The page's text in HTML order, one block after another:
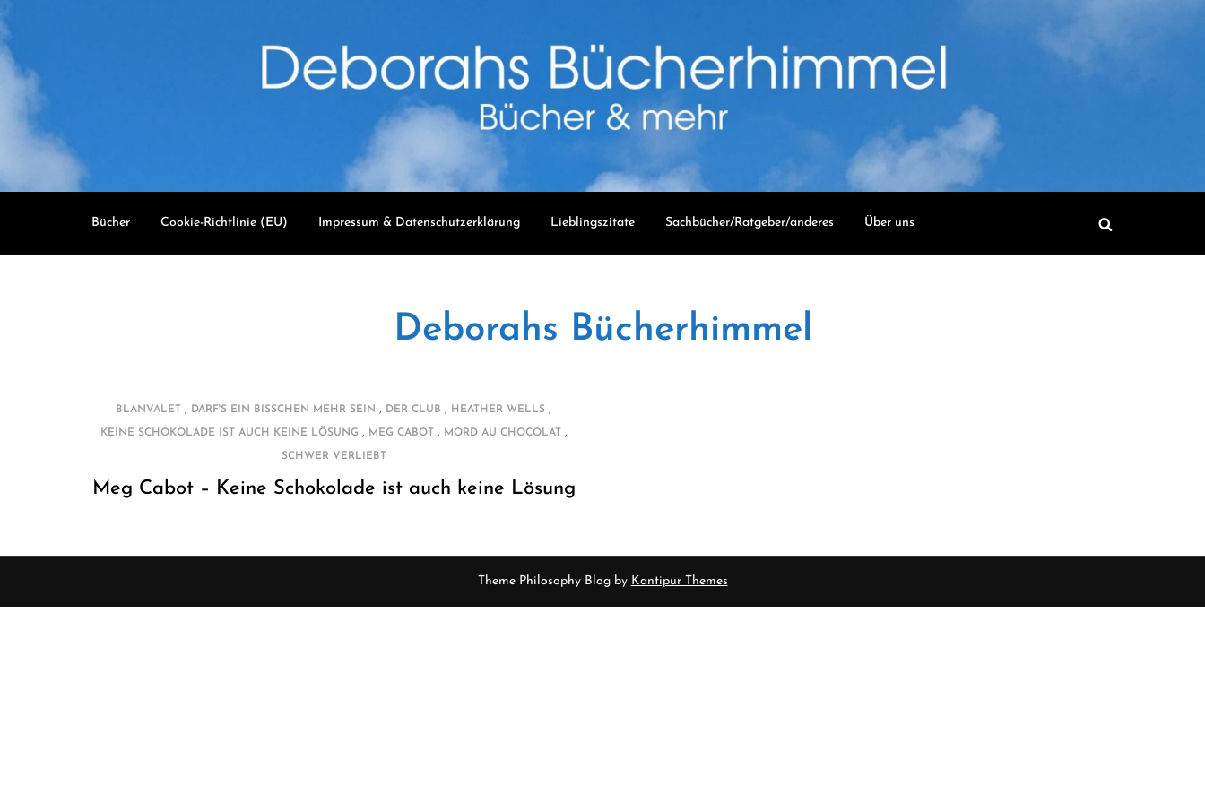
content
Bücher Cookie-Richtlinie (EU) Impressum & Datenschutzerklärung Lieblingszitate Sachbücher/Ratgeber/anderes Über uns
Deborahs Bücherhimmel
BLANVALET , DARF'S EIN BISSCHEN MEHR SEIN , DER CLUB , HEATHER WELLS ,
KEINE SCHOKOLADE IST AUCH KEINE LÖSUNG , MEG CABOT , MORD AU CHOCOLAT ,
SCHWER VERLIEBT
Meg Cabot – Keine Schokolade ist auch keine Lösung
Theme Philosophy Blog by Kantipur Themes